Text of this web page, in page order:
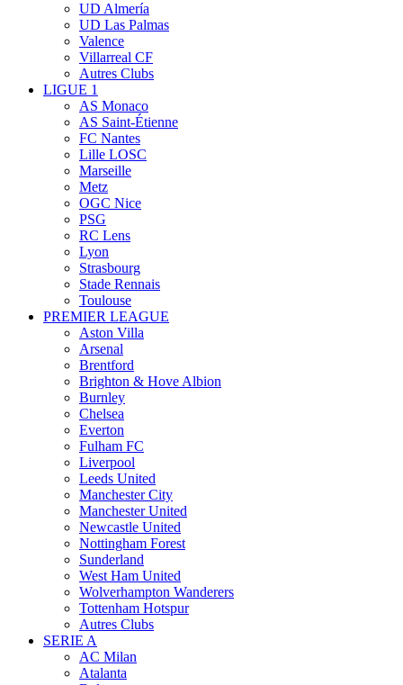
UD Almería
UD Las Palmas
Valence
Villarreal CF
Autres Clubs
LIGUE 1
AS Monaco
AS Saint-Étienne
FC Nantes
Lille LOSC
Marseille
Metz
OGC Nice
PSG
RC Lens
Lyon
Strasbourg
Stade Rennais
Toulouse
PREMIER LEAGUE
Aston Villa
Arsenal
Brentford
Brighton & Hove Albion
Burnley
Chelsea
Everton
Fulham FC
Liverpool
Leeds United
Manchester City
Manchester United
Newcastle United
Nottingham Forest
Sunderland
West Ham United
Wolverhampton Wanderers
Tottenham Hotspur
Autres Clubs
SERIE A
AC Milan
Atalanta